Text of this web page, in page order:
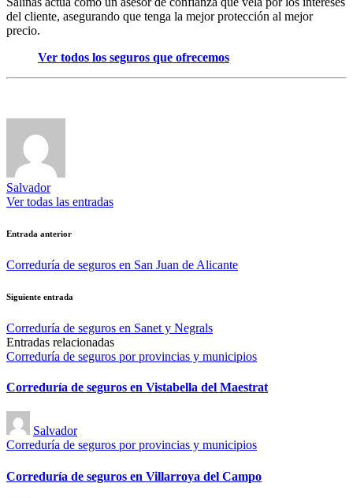
del cliente, asegurando que tenga la mejor protección al mejor
precio.
Ver todos los seguros que ofrecemos
Salvador
Ver todas las entradas
Navegación
de
Entrada anterior
Correduría de seguros en San Juan de Alicante
Siguiente entrada
Correduría de seguros en Sanet y Negrals
Entradas relacionadas
Publicado
Correduría de seguros por provincias y municipios
Correduría de seguros en Vistabella del Maestrat
Publicado
por
Salvador
Publicado
Correduría de seguros por provincias y municipios
Correduría de seguros en Villarroya del Campo